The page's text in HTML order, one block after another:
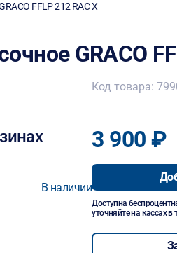
FFLP 212 RAC X
GRACO
В наличии
Код товара:
3 900 ₽
Доступна
уточняйте на кассах в